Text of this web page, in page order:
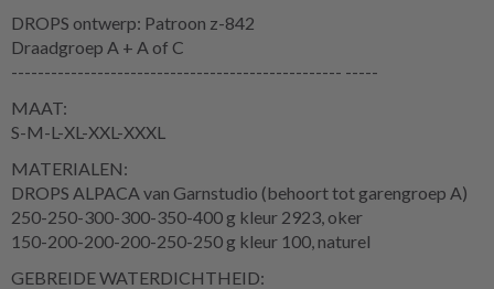
DROPS ontwerp: Patroon z-842
Draadgroep A + A of C
-------------------------------------------------- -----
MAAT:
S-M-L-XL-XXL-XXXL
MATERIALEN:
DROPS ALPACA van Garnstudio (behoort tot garengroep A)
250-250-300-300-350-400 g kleur 2923, oker
150-200-200-200-250-250 g kleur 100, naturel
GEBREIDE WATERDICHTHEID: